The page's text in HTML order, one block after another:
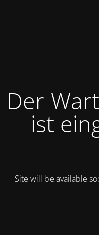
Der
ist
Site will be available